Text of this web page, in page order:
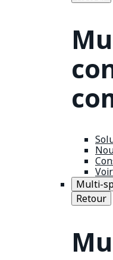
Multi-
Retour